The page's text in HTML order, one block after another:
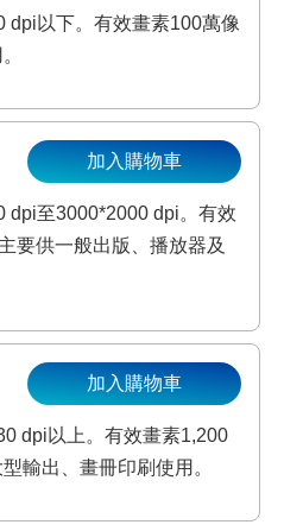
dpi以下。有效畫素100萬像
dpi至3000*2000 dpi。有效
要供一般出版、播放器及
加入購物車
dpi以上。有效畫素1,200
輸出、畫冊印刷使用。
加入購物車